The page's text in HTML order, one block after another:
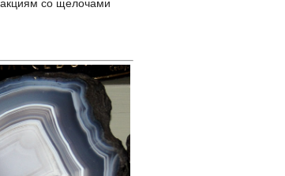
со щелочами